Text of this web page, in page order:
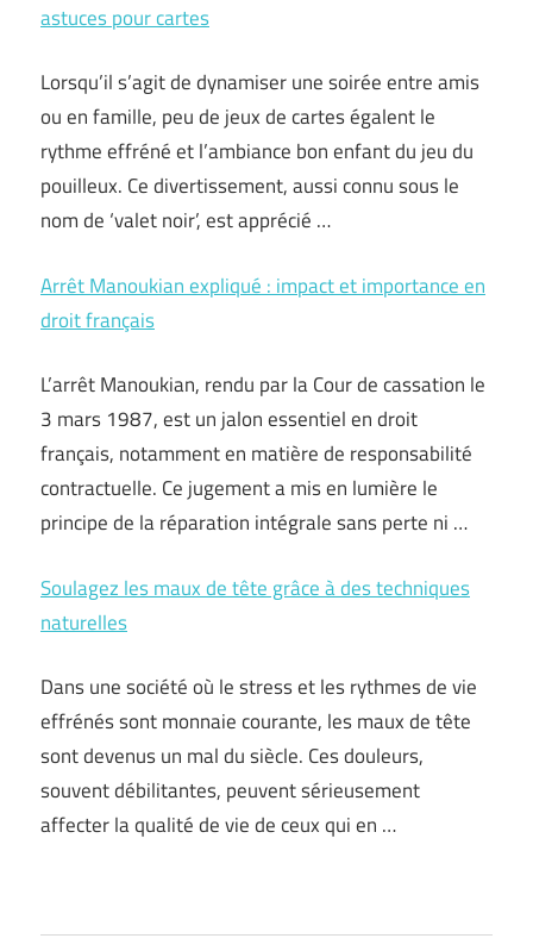
astuces pour cartes
Lorsqu’il s’agit de dynamiser une soirée entre amis
ou en famille, peu de jeux de cartes égalent le
rythme effréné et l’ambiance bon enfant du jeu du
pouilleux. Ce divertissement, aussi connu sous le
nom de ‘valet noir’, est apprécié …
Arrêt Manoukian expliqué : impact et importance en
droit français
L’arrêt Manoukian, rendu par la Cour de cassation le
3 mars 1987, est un jalon essentiel en droit
français, notamment en matière de responsabilité
contractuelle. Ce jugement a mis en lumière le
principe de la réparation intégrale sans perte ni …
Soulagez les maux de tête grâce à des techniques
naturelles
Dans une société où le stress et les rythmes de vie
effrénés sont monnaie courante, les maux de tête
sont devenus un mal du siècle. Ces douleurs,
souvent débilitantes, peuvent sérieusement
affecter la qualité de vie de ceux qui en …